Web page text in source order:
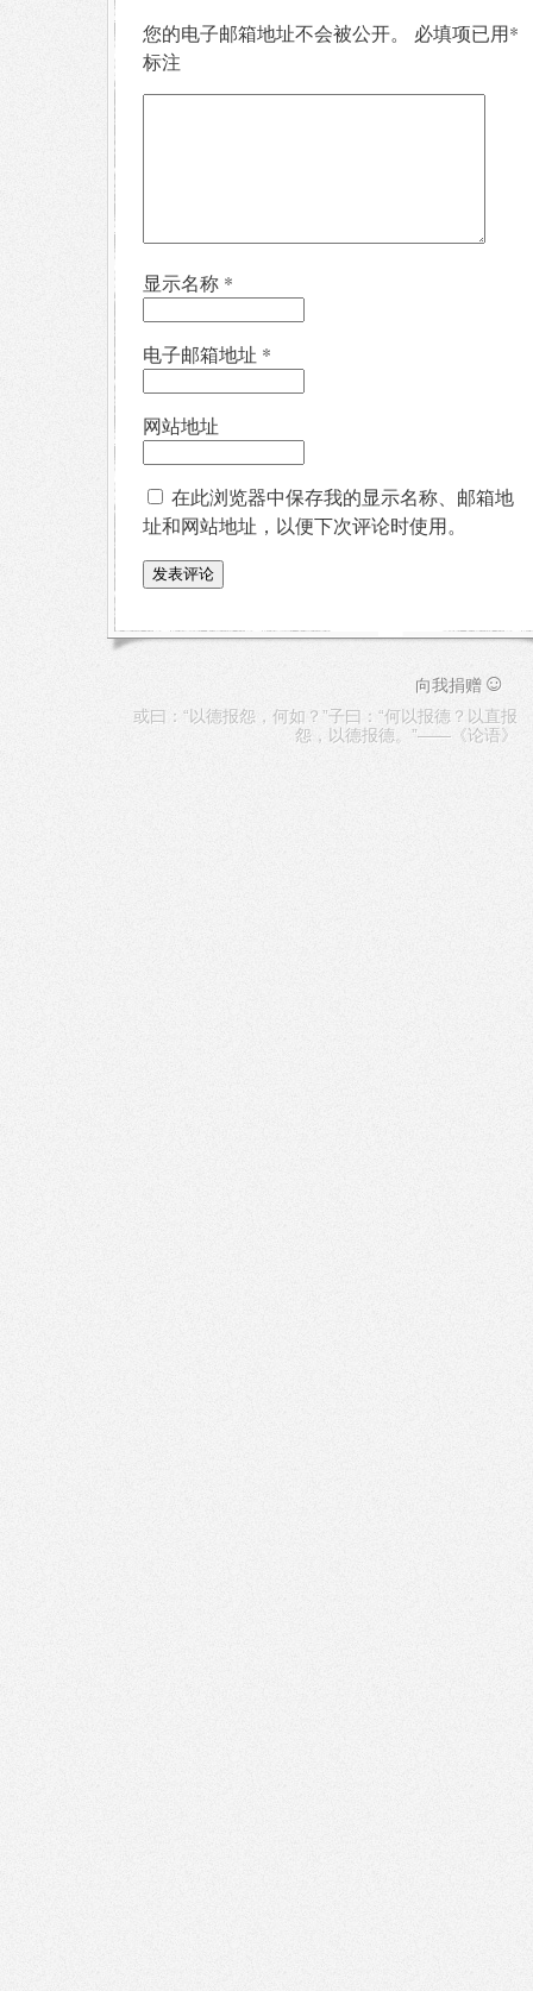
您的电子邮箱地址不会被公开。 必填项已用*
标注
显示名称 *
电子邮箱地址 *
网站地址
在此浏览器中保存我的显示名称、邮箱地
址和网站地址，以便下次评论时使用。
向我捐赠 ☺
或曰：“以德报怨，何如？”子曰：“何以报德？以直报
怨，以德报德。”——《论语》